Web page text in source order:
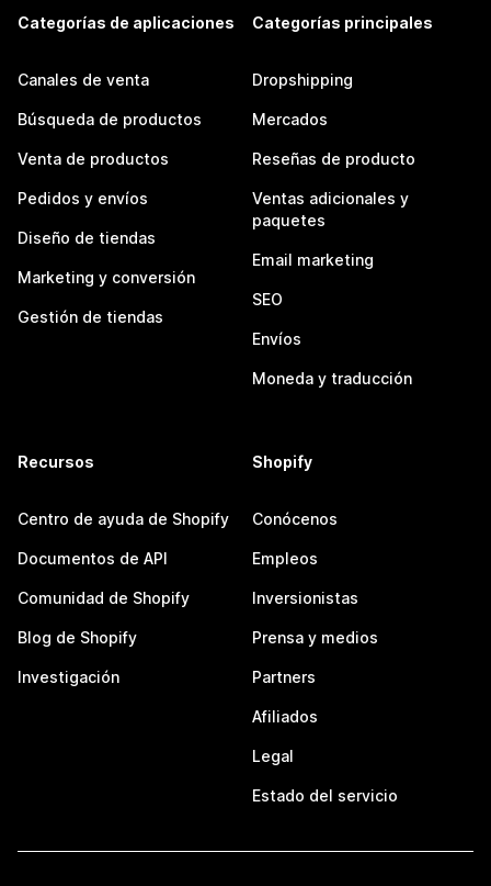
Categorías de aplicaciones
Canales de venta
Búsqueda de productos
Venta de productos
Pedidos y envíos
Diseño de tiendas
Marketing y conversión
Gestión de tiendas
Categorías principales
Dropshipping
Mercados
Reseñas de producto
Ventas adicionales y
paquetes
Email marketing
SEO
Envíos
Moneda y traducción
Recursos
Centro de ayuda de Shopify
Documentos de API
Comunidad de Shopify
Blog de Shopify
Investigación
Shopify
Conócenos
Empleos
Inversionistas
Prensa y medios
Partners
Afiliados
Legal
Estado del servicio